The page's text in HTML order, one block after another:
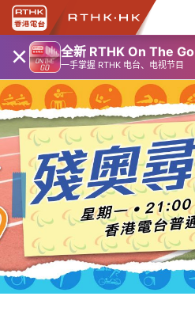
× 全新 RTHK On The Go
一手掌握 RTHK 电台、电视节目